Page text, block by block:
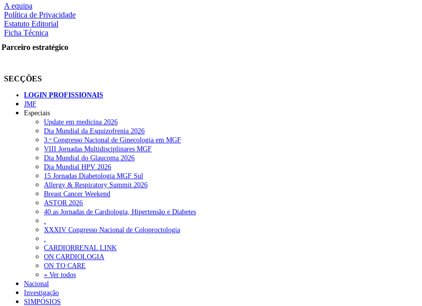
nas redes sociais:
RECENTES
Portugal está a formar os médicos de que precisa?
Estudantes de Medicina representados na 79.ª World Health Assembly
SCORA X-Change Portugal promove formação internacional em saúde sexual e reprodutiva
ANEM reúne com coordenador do Pacto Estratégico para a Saúde
Sindicato diz que nova carreira de médicos dentistas reforça estabilidade no SNS
MAIS LIDAS
Enfermagem Forense. “Da urgência ao tribunal, cada gesto conta e cada profissional faz a diferença”
202 visualizações
A equipa
Política de Privacidade
Estatuto Editorial
Ficha Técnica
Parceiro estratégico
SECÇÕES
LOGIN PROFISSIONAIS
JMF
Especiais
Update em medicina 2026
Dia Mundial da Esquizofrenia 2026
3.ᵒ Congresso Nacional de Ginecologia em MGF
VIII Jornadas Multidisciplinares MGF
Dia Mundial do Glaucoma 2026
Dia Mundial HPV 2026
15 Jornadas Diabetologia MGF Sul
Allergy & Respiratory Summit 2026
Breast Cancer Weekend
ASTOR 2026
40.as Jornadas de Cardiologia, Hipertensão e Diabetes
.
XXXIV Congresso Nacional de Coloproctologia
.
CARDIORRENAL LINK
ON CARDIOLOGIA
ON TO CARE
» Ver todos
Nacional
Investigação
SIMPÓSIOS